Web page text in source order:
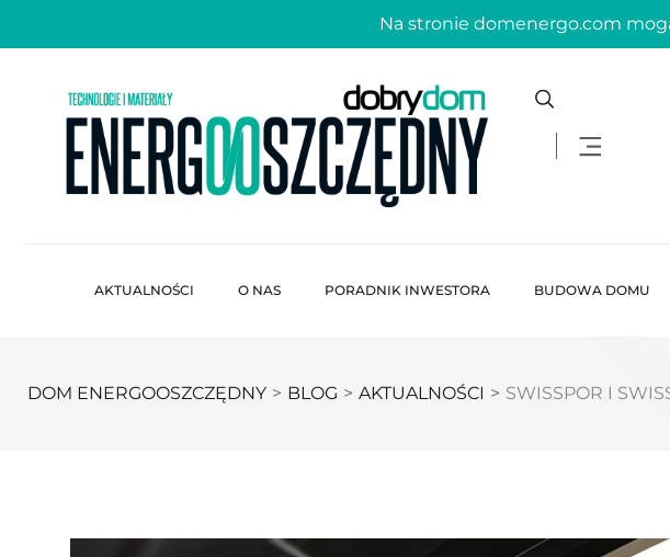
Na stronie domenergo.com
AKTUALNOŚCI O NAS PORADNIK INWESTORA BUDOWA DOMU
DOM ENERGOOSZCZĘDNY > BLOG > AKTUALNOŚCI > SWISSPOR I